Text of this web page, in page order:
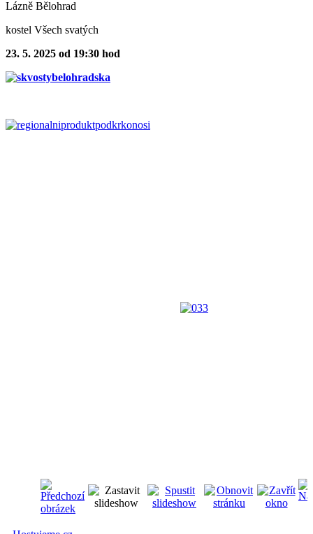
Lázně Bělohrad
kostel Všech svatých
23. 5. 2025 od 19:30 hod